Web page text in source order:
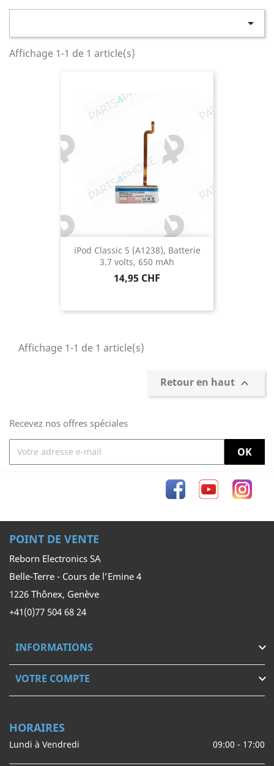

Affichage 1-1 de 1 article(s)
iPod Classic 5 (A1238), Batterie
3.7 volts, 650 mAh
Prix
14,95 CHF
Affichage 1-1 de 1 article(s)
Retour en haut 
Recevez nos offres spéciales
FacebookYouTube
POINT DE VENTE
Reborn Electronics SA
Belle-Terre - Cours de l’Emine 4
1226 Thônex, Genève
+41(0)77 504 68 24
INFORMATIONS 
VOTRE COMPTE 
HORAIRES
Lundi à Vendredi 09:00 - 17:00